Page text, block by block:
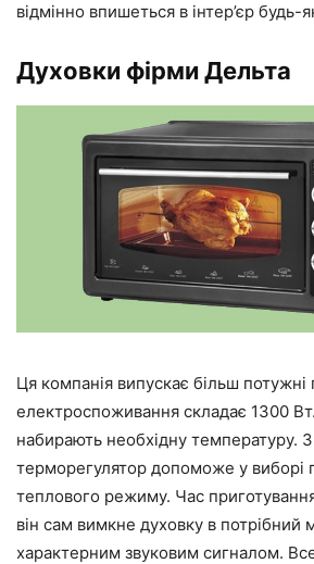
відмінно впишеться в інтер’єр будь-
Духовки фірми Дельта
Ця компанія випускає більш потужні
електроспоживання складає 1300
набирають необхідну температуру.
терморегулятор допоможе у виборі
теплового режиму. Час
він сам вимкне духовку в потрібний
характерним звуковим сигналом.